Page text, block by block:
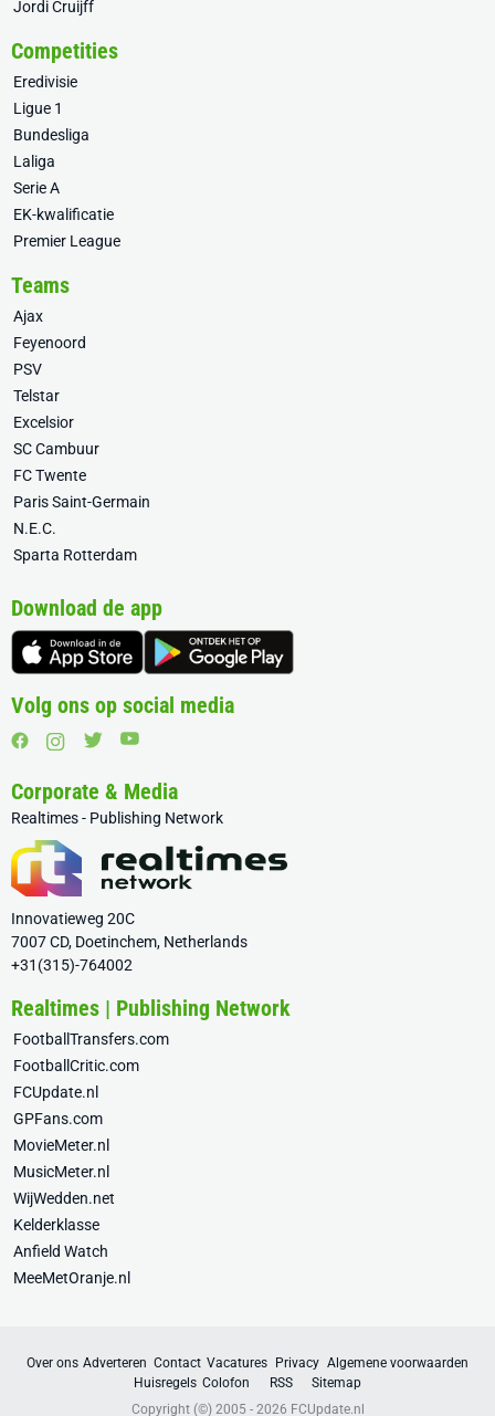
Jordi Cruijff
Competities
Eredivisie
Ligue 1
Bundesliga
Laliga
Serie A
EK-kwalificatie
Premier League
Teams
Ajax
Feyenoord
PSV
Telstar
Excelsior
SC Cambuur
FC Twente
Paris Saint-Germain
N.E.C.
Sparta Rotterdam
Download de app
Volg ons op social media
Corporate & Media
Realtimes - Publishing Network
Innovatieweg 20C
7007 CD, Doetinchem, Netherlands
+31(315)-764002
Realtimes | Publishing Network
FootballTransfers.com
FootballCritic.com
FCUpdate.nl
GPFans.com
MovieMeter.nl
MusicMeter.nl
WijWedden.net
Kelderklasse
Anfield Watch
MeeMetOranje.nl
Over ons Adverteren Contact Vacatures Privacy Algemene voorwaarden
Huisregels Colofon RSS
Sitemap
Copyright (©) 2005 - 2026 FCUpdate.nl